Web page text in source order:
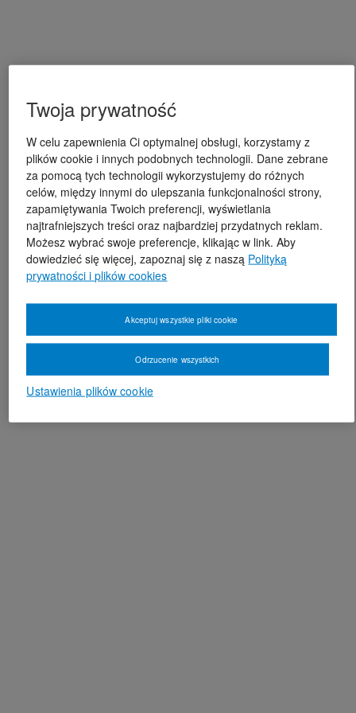
Twoja prywatność
W celu zapewnienia Ci optymalnej obsługi, korzystamy z
plików cookie i innych podobnych technologii. Dane zebrane
za pomocą tych technologii wykorzystujemy do różnych
celów, między innymi do ulepszania funkcjonalności strony,
zapamiętywania Twoich preferencji, wyświetlania
najtrafniejszych treści oraz najbardziej przydatnych reklam.
Możesz wybrać swoje preferencje, klikając w link. Aby
dowiedzieć się więcej, zapoznaj się z naszą Polityką
prywatności i plików cookies
Ustawienia plików cookie
Odrzucenie wszystkich
Akceptuj wszystkie pliki cookie